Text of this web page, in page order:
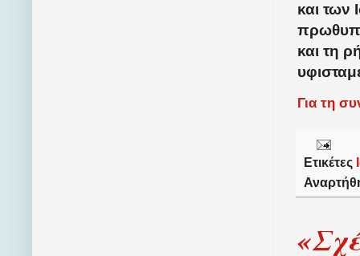
και των
και τη
Για τη
Ετικέτες